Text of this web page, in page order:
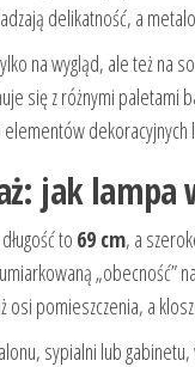
delikatność, a
na wygląd, ale też na
się z różnymi paletami
dekoracyjnych
jak lampa
to 69 cm, a
„obecność”
osi pomieszczenia, a
sypialni lub